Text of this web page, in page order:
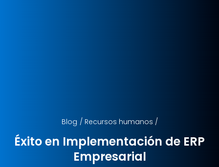
Blog / Recursos humanos /
Éxito en Implementación de ERP
Empresarial